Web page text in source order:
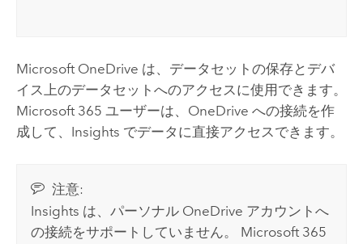
Microsoft OneDrive は、データセットの保存とデバ
イス上のデータセットへのアクセスに使用できます。
Microsoft 365 ユーザーは、 OneDrive への接続を作
成して、 Insights でデータに直接アクセスできます。
注意:
Insights は、パーソナル OneDrive アカウントへ
の接続をサポートしていません。 Microsoft 365